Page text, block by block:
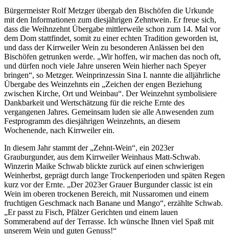
Bürgermeister Rolf Metzger übergab den Bischöfen die Urkunde
mit den Informationen zum diesjährigen Zehntwein. Er freue sich,
dass die Weihnzehnt Übergabe mittlerweile schon zum 14. Mal vor
dem Dom stattfindet, somit zu einer echten Tradition geworden ist,
und dass der Kirrweiler Wein zu besonderen Anlässen bei den
Bischöfen getrunken werde. „Wir hoffen, wir machen das noch oft,
und dürfen noch viele Jahre unseren Wein hierher nach Speyer
bringen“, so Metzger. Weinprinzessin Sina I. nannte die alljährliche
Übergabe des Weinzehnts ein „Zeichen der engen Beziehung
zwischen Kirche, Ort und Weinbau“. Der Weinzehnt symbolisiere
Dankbarkeit und Wertschätzung für die reiche Ernte des
vergangenen Jahres. Gemeinsam luden sie alle Anwesenden zum
Festprogramm des diesjährigen Weinzehnts, an diesem
Wochenende, nach Kirrweiler ein.
In diesem Jahr stammt der „Zehnt-Wein“, ein 2023er
Grauburgunder, aus dem Kirrweiler Weinhaus Matt-Schwab.
Winzerin Maike Schwab blickte zurück auf einen schwierigen
Weinherbst, geprägt durch lange Trockenperioden und späten Regen
kurz vor der Ernte. „Der 2023er Grauer Burgunder classic ist ein
Wein im oberen trockenen Bereich, mit Nussaromen und einem
fruchtigen Geschmack nach Banane und Mango“, erzählte Schwab.
„Er passt zu Fisch, Pfälzer Gerichten und einem lauen
Sommerabend auf der Terrasse. Ich wünsche Ihnen viel Spaß mit
unserem Wein und guten Genuss!“